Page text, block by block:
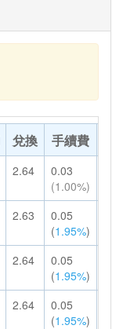
兌換 手續費
2.64
0.03
(1.00%)
2.63
0.05
(1.95%)
2.64
0.05
(1.95%)
2.64
0.05
(1.95%)